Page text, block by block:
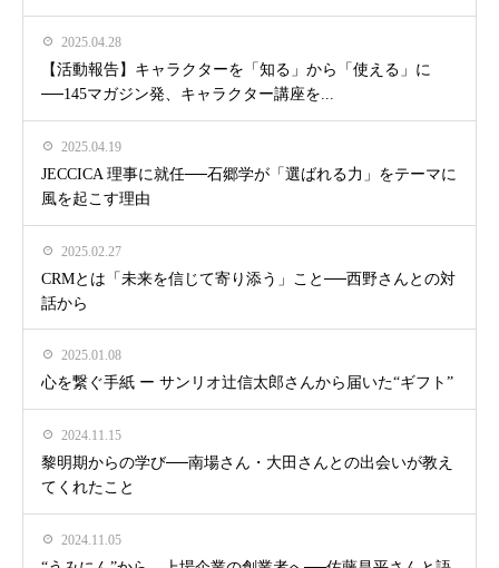
2025.04.28
【活動報告】キャラクターを「知る」から「使える」に
──145マガジン発、キャラクター講座を...
2025.04.19
JECCICA 理事に就任──石郷学が「選ばれる力」をテーマに
風を起こす理由
2025.02.27
CRMとは「未来を信じて寄り添う」こと──西野さんとの対
話から
2025.01.08
心を繋ぐ手紙 ー サンリオ辻信太郎さんから届いた“ギフト”
2024.11.15
黎明期からの学び──南場さん・大田さんとの出会いが教え
てくれたこと
2024.11.05